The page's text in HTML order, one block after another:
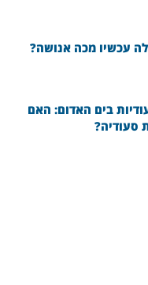
עכשיו מכה אנושה?
בים האדום: האם
סעודיה?